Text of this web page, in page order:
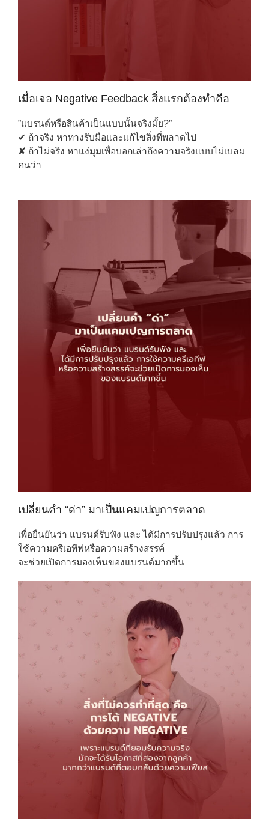
เมื่อเจอ Negative Feedback สิ่งแรกต้องทำคือ
”แบรนด์หรือสินค้าเป็นแบบนั้นจริงมั้ย?”
✔ ถ้าจริง หาทางรับมือและแก้ไขสิ่งที่พลาดไป
✘ ถ้าไม่จริง หาแง่มุมเพื่อบอกเล่าถึงความจริงแบบไม่เบลม
คนว่า
เปลี่ยนคำ “ด่า” มาเป็นแคมเปญการตลาด
เพื่อยืนยันว่า แบรนด์รับฟัง และ ได้มีการปรับปรุงแล้ว การ
ใช้ความครีเอทีฟหรือความสร้างสรรค์
จะช่วยเปิดการมองเห็นของแบรนด์มากขึ้น